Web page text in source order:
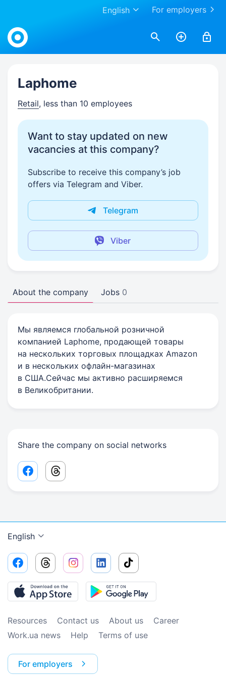
For employers
English
Work.ua
Laphome
Retail, less than 10 employees
Want to stay updated on new
vacancies at this company?
Subscribe to receive this company’s job
offers via Telegram and Viber.
Telegram
Viber
About the company Jobs 0
Мы являемся глобальной розничной
компанией Laphome, продающей товары
на нескольких торговых площадках Amazon
и в нескольких офлайн-магазинах
в США.Сейчас мы активно расширяемся
в Великобритании.
Share the company on social networks
Facebook share link
Threads share link
English
Resources Contact us About us
Сareer
Work.ua news
Help Terms of use
For employers